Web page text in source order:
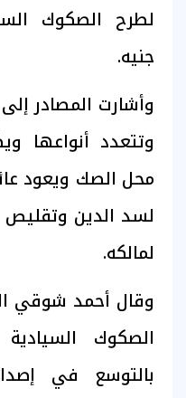
جنيه.
وأشارت المصادر
وتتعدد أنواعها
محل الصك ويعود
لسد الدين وتقليص
لمالكه.
وقال أحمد شوقي
الصكوك
بالتوسع في